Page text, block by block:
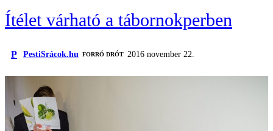
Ítélet várható a tábornokperben
P PestiSrácok.hu FORRÓ DRÓT 2016 november 22.